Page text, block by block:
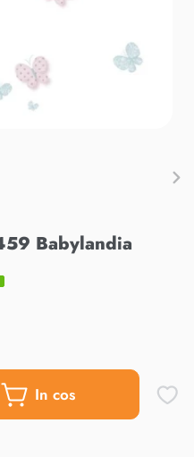
Babylandia
In cos